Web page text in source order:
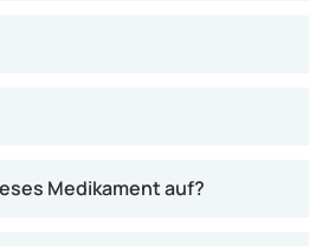
Medikament auf?